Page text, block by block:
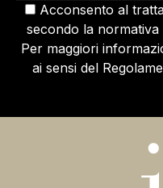
Acconsento al
secondo la normativa
Per maggiori
ai sensi del